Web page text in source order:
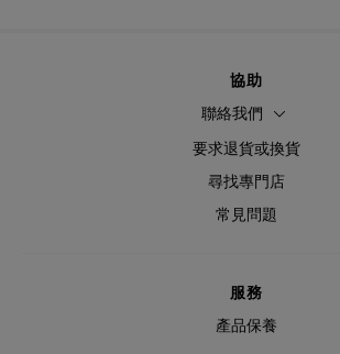
協助
聯絡我們
要求退貨或換貨
尋找專門店
常見問題
服務
產品保養